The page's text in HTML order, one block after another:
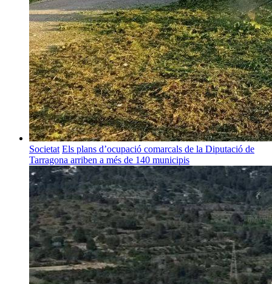
Societat Els plans d’ocupació comarcals de la Diputació de
Tarragona arriben a més de 140 municipis